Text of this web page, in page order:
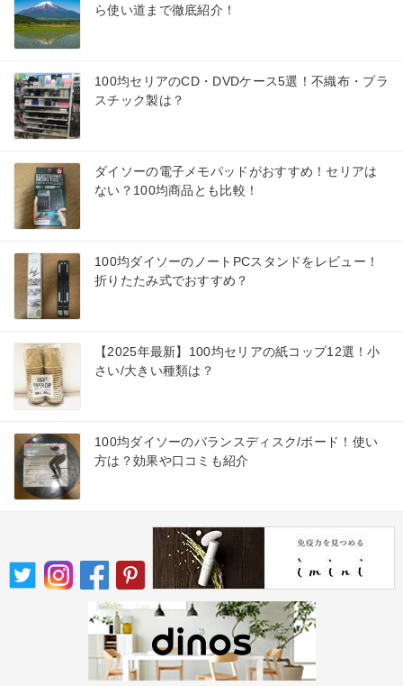
ら使い道まで徹底紹介！
100均セリアのCD・DVDケース5選！不織布・プラ
スチック製は？
ダイソーの電子メモパッドがおすすめ！セリアは
ない？100均商品とも比較！
100均ダイソーのノートPCスタンドをレビュー！
折りたたみ式でおすすめ？
【2025年最新】100均セリアの紙コップ12選！小
さい/大きい種類は？
100均ダイソーのバランスディスク/ボード！使い
方は？効果や口コミも紹介